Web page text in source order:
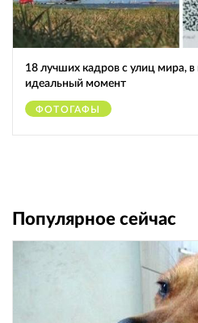
18 лучших кадров с улиц мира, в
идеальный момент
ФОТОГАФЫ
Популярное сейчас